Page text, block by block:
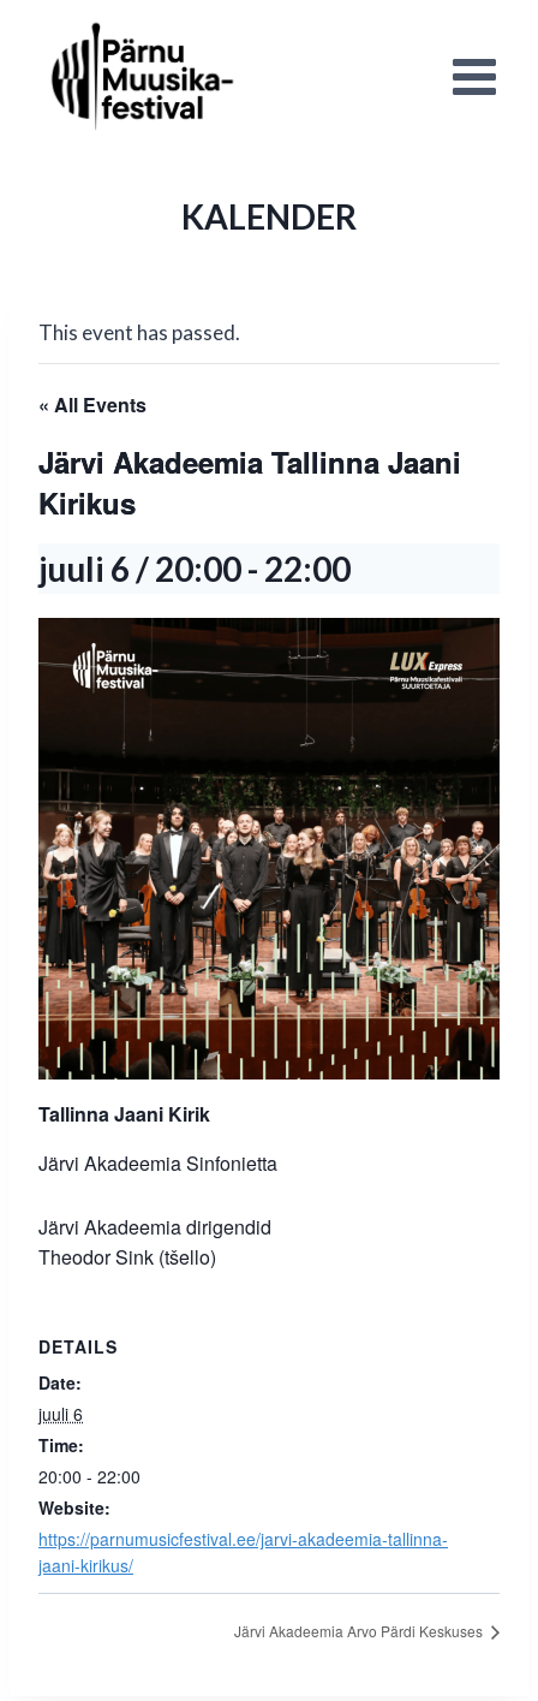
content
KALENDER
This event has passed.
« All Events
Järvi Akadeemia Tallinna Jaani
Kirikus
juuli 6 / 20:00- 22:00
Tallinna Jaani Kirik
Järvi Akadeemia Sinfonietta
Järvi Akadeemia dirigendid
Theodor Sink (tšello)
DETAILS
Date:
juuli 6
Time:
20:00 - 22:00
Website:
https://parnumusicfestival.ee/jarvi-akadeemia-tallinna-
jaani-kirikus/
Järvi Akadeemia Arvo Pärdi Keskuses